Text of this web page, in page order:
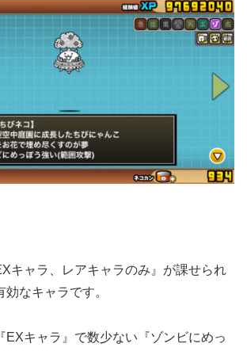
キャラ、レアキャラのみ』が課せられ
なキャラです。
EXキャラ』で数少ない『ゾンビにめっ